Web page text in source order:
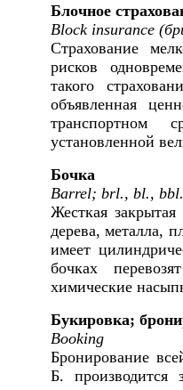
Блочное
Block insurance
Страхование
рисков
такого
объявленная
транспортном
установленной
Бочка
Barrel; brl., bl., bbl.
Жесткая закрытая
дерева, металла,
имеет
бочках
химические
Букировка;
Booking
Бронирование
Б. производится